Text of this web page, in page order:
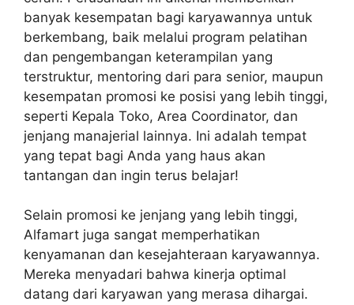
banyak kesempatan bagi karyawannya untuk
berkembang, baik melalui program pelatihan
dan pengembangan keterampilan yang
terstruktur, mentoring dari para senior, maupun
kesempatan promosi ke posisi yang lebih tinggi,
seperti Kepala Toko, Area Coordinator, dan
jenjang manajerial lainnya. Ini adalah tempat
yang tepat bagi Anda yang haus akan
tantangan dan ingin terus belajar!
Selain promosi ke jenjang yang lebih tinggi,
Alfamart juga sangat memperhatikan
kenyamanan dan kesejahteraan karyawannya.
Mereka menyadari bahwa kinerja optimal
datang dari karyawan yang merasa dihargai.